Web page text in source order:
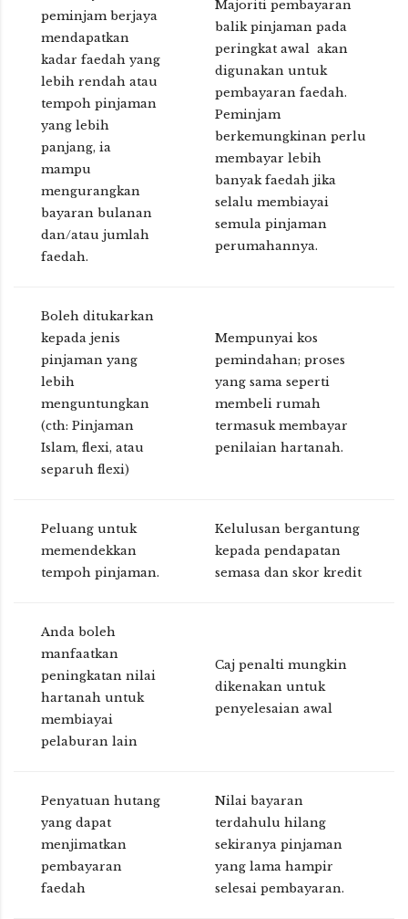
peminjam berjaya
mendapatkan
kadar faedah yang
lebih rendah atau
tempoh pinjaman
yang lebih
panjang, ia
mampu
mengurangkan
bayaran bulanan
dan/atau jumlah
faedah.
Majoriti pembayaran
balik pinjaman pada
peringkat awal akan
digunakan untuk
pembayaran faedah.
Peminjam
berkemungkinan perlu
membayar lebih
banyak faedah jika
selalu membiayai
semula pinjaman
perumahannya.
Boleh ditukarkan
kepada jenis
pinjaman yang
lebih
menguntungkan
(cth: Pinjaman
Islam, flexi, atau
separuh flexi)
Mempunyai kos
pemindahan; proses
yang sama seperti
membeli rumah
termasuk membayar
penilaian hartanah.
Peluang untuk
memendekkan
tempoh pinjaman.
Kelulusan bergantung
kepada pendapatan
semasa dan skor kredit
Anda boleh
manfaatkan
peningkatan nilai
hartanah untuk
membiayai
pelaburan lain
Caj penalti mungkin
dikenakan untuk
penyelesaian awal
Penyatuan hutang
yang dapat
menjimatkan
pembayaran
faedah
Nilai bayaran
terdahulu hilang
sekiranya pinjaman
yang lama hampir
selesai pembayaran.